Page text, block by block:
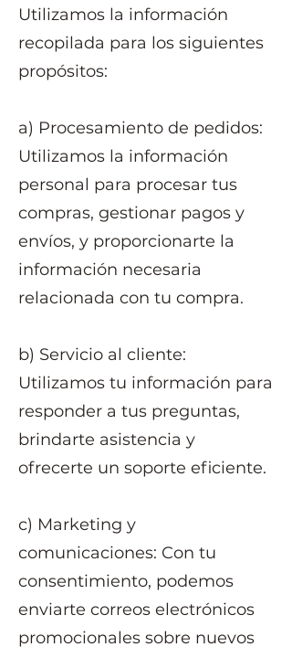
Utilizamos la información
recopilada para los siguientes
propósitos:
a) Procesamiento de pedidos:
Utilizamos la información
personal para procesar tus
compras, gestionar pagos y
envíos, y proporcionarte la
información necesaria
relacionada con tu compra.
b) Servicio al cliente:
Utilizamos tu información para
responder a tus preguntas,
brindarte asistencia y
ofrecerte un soporte eficiente.
c) Marketing y
comunicaciones: Con tu
consentimiento, podemos
enviarte correos electrónicos
promocionales sobre nuevos